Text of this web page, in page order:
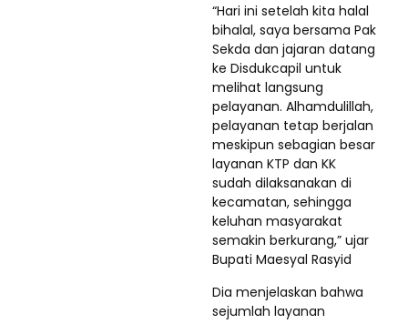
“Hari ini setelah kita halal
bihalal, saya bersama Pak
Sekda dan jajaran datang
ke Disdukcapil untuk
melihat langsung
pelayanan. Alhamdulillah,
pelayanan tetap berjalan
meskipun sebagian besar
layanan KTP dan KK
sudah dilaksanakan di
kecamatan, sehingga
keluhan masyarakat
semakin berkurang,” ujar
Bupati Maesyal Rasyid
Dia menjelaskan bahwa
sejumlah layanan